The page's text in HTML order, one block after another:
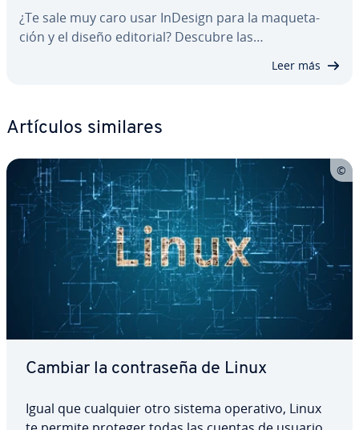
¿Te sale muy caro usar InDesign para la ma­que­ta­
ción y el diseño editorial? Descubre las…
Leer más
Artículos similares
Cambiar la co­n­tra­se­ña de Linux
Igual que cualquier otro sistema operativo, Linux